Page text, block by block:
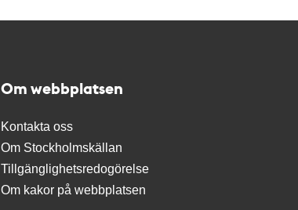
Om webbplatsen
Kontakta oss
Om Stockholmskällan
Tillgänglighetsredogörelse
Om kakor på webbplatsen